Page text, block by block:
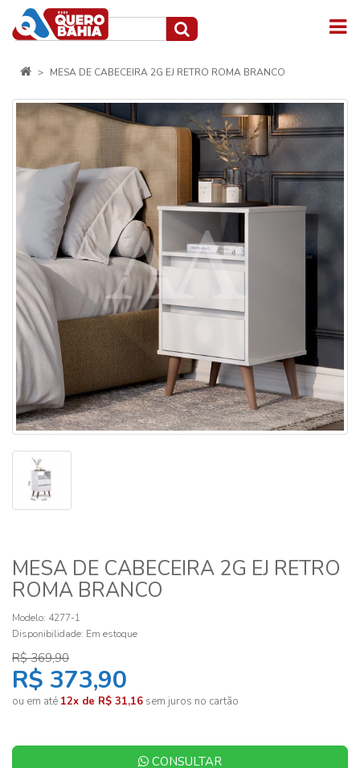
MESA DE CABECEIRA 2G EJ RETRO ROMA BRANCO
MESA DE CABECEIRA 2G EJ RETRO
ROMA BRANCO
Modelo: 4277-1
Disponibilidade: Em estoque
R$ 369,90
R$ 373,90
ou em até 12x de R$ 31,16 sem juros no cartão
CONSULTAR